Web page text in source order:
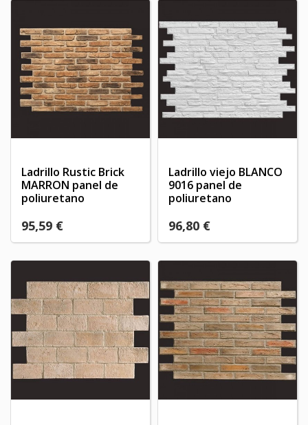
Ladrillo Rustic Brick
MARRON panel de
poliuretano
95,59 €
Ladrillo viejo BLANCO
9016 panel de
poliuretano
96,80 €